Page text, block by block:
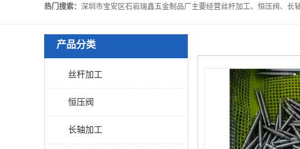
热门搜索：
产品分类
丝杆加工
恒压阀
长轴加工